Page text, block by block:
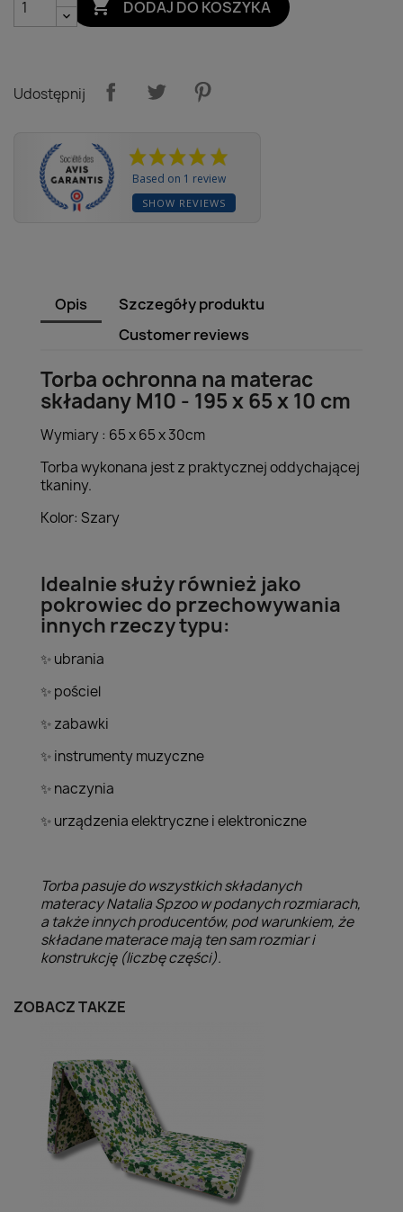
 DODAJ DO KOSZYKA
Udostępnij
Based on 1 review
SHOW REVIEWS
Opis
Szczegóły produktu
Customer reviews
Torba ochronna na materac
składany M10 - 195 x 65 x 10 cm
Wymiary : 65 x 65 x 30cm
Torba wykonana jest z praktycznej oddychającej
tkaniny.
Kolor: Szary
Idealnie służy również jako
pokrowiec do przechowywania
innych rzeczy typu:
✨ ubrania
✨ pościel
✨ zabawki
✨ instrumenty muzyczne
✨ naczynia
✨ urządzenia elektryczne i elektroniczne
Torba pasuje do wszystkich składanych
materacy Natalia Spzoo w podanych rozmiarach,
a także innych producentów, pod warunkiem, że
składane materace mają ten sam rozmiar i
konstrukcję (liczbę części).
ZOBACZ TAKŻE